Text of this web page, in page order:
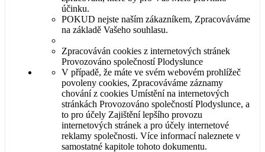
účinku.
POKUD nejste naším zákazníkem, Zpracováváme
na základě Vašeho souhlasu.
Zpracováván cookies z internetových stránek
Provozováno společností Plodyslunce
V případě, že máte ve svém webovém prohlížeč
povoleny cookies, Zpracováváme záznamy
chování z cookies Umístění na internetových
stránkách Provozováno společností Plodyslunce, a
to pro účely Zajištění lepšího provozu
internetových stránek a pro účely internetové
reklamy společnosti. Více informací naleznete v
samostatné kapitole tohoto dokumentu.